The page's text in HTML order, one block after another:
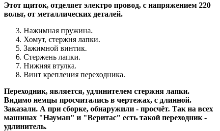
Этот щиток, отделяет электро провод, с напряжением 220
вольт, от металлических деталей.
Нажимная пружина.
Хомут, стержня лапки.
Зажимной винтик.
Стержень лапки.
Нижняя втулка.
Винт крепления переходника.
Переходник, является, удлинителем стержня лапки.
Видимо немцы просчитались в чертежах, с длинной.
Заказали. А при сборке, обнаружили - просчёт. Так на всех
машинах "Науман" и "Веритас" есть такой переходник -
удлинитель.